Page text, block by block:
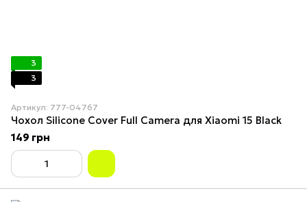
3
3
Артикул: 777-04767
Чохол Silicone Cover Full Camera для Xiaomi 15 Black
149 грн